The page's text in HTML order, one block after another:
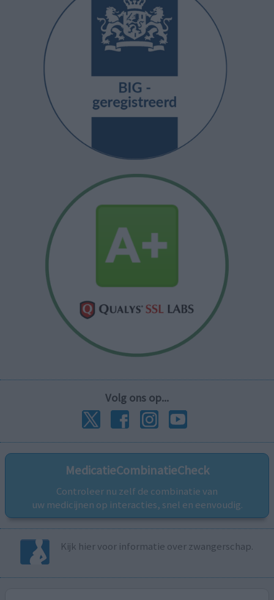
Volg ons op...
MedicatieCombinatieCheck
Controleer nu zelf de combinatie van
uw medicijnen op interacties, snel en eenvoudig.
Kijk hier voor informatie over zwangerschap.